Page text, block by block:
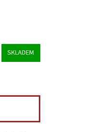
SKLADEM